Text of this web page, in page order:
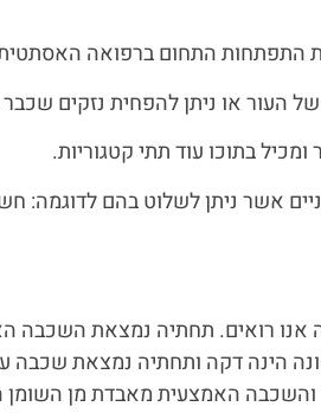
התפתחות התחום ברפואה
של העור או ניתן להפחית נזקים
בתוכו עוד תתי קטגוריות.
אשר ניתן לשלוט בהם
אנו רואים. תחתיה נמצאת
הינה דקה ותחתיה נמצאת שכבה
האמצעית מאבדת מן השומן